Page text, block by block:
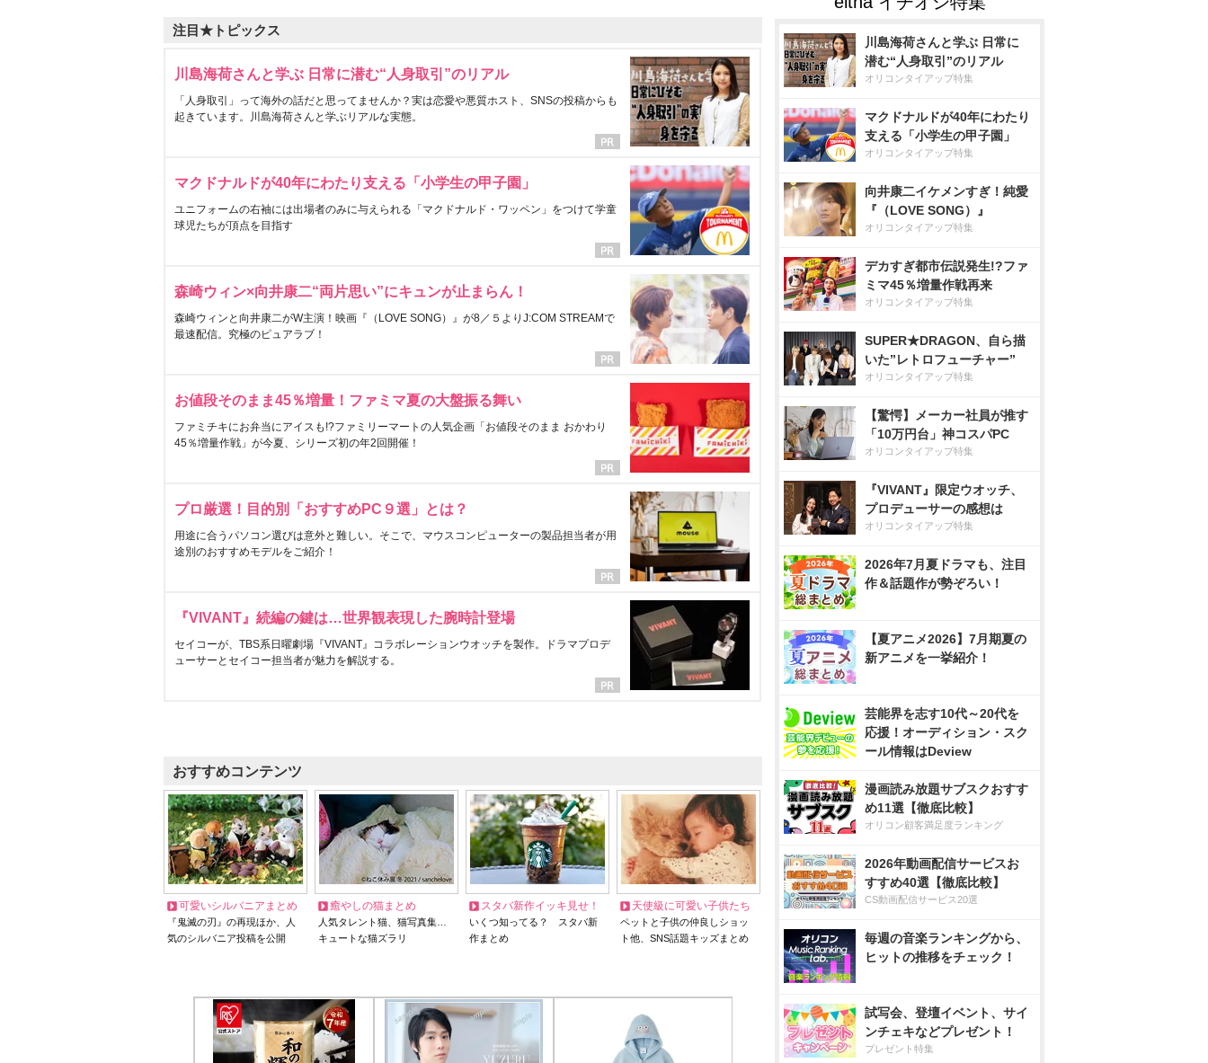
注目★トピックス
川島海荷さんと学ぶ 日常に潜む“人身取引”のリアル
「人身取引」って海外の話だと思ってませんか？実は恋愛や悪質ホスト、SNSの投稿からも
起きています。川島海荷さんと学ぶリアルな実態。
マクドナルドが40年にわたり支える「小学生の甲子園」
ユニフォームの右袖には出場者のみに与えられる「マクドナルド・ワッペン」をつけて学童
球児たちが頂点を目指す
森崎ウィン×向井康二“両片思い”にキュンが止まらん！
森崎ウィンと向井康二がW主演！映画『（LOVE SONG）』が8／５よりJ:COM STREAMで
最速配信。究極のピュアラブ！
お値段そのまま45％増量！ファミマ夏の大盤振る舞い
ファミチキにお弁当にアイスも!?ファミリーマートの人気企画「お値段そのまま おかわり
45％増量作戦」が今夏、シリーズ初の年2回開催！
プロ厳選！目的別「おすすめPC９選」とは？
用途に合うパソコン選びは意外と難しい。そこで、マウスコンピューターの製品担当者が用
途別のおすすめモデルをご紹介！
『VIVANT』続編の鍵は…世界観表現した腕時計登場
セイコーが、TBS系日曜劇場『VIVANT』コラボレーションウオッチを製作。ドラマプロデ
ューサーとセイコー担当者が魅力を解説する。
おすすめコンテンツ
可愛いシルバニアまとめ
『鬼滅の刃』の再現ほか、人
気のシルバニア投稿を公開
癒やしの猫まとめ
人気タレント猫、猫写真集…
キュートな猫ズラリ
スタバ新作イッキ見せ！
いくつ知ってる？ スタバ新
作まとめ
天使級に可愛い子供たち
ペットと子供の仲良しショッ
ト他、SNS話題キッズまとめ
川島海荷さんと学ぶ 日常に
潜む“人身取引”のリアル
オリコンタイアップ特集
マクドナルドが40年にわたり
支える「小学生の甲子園」
オリコンタイアップ特集
向井康二イケメンすぎ！純愛
『（LOVE SONG）』
オリコンタイアップ特集
デカすぎ都市伝説発生!?ファ
ミマ45％増量作戦再来
オリコンタイアップ特集
SUPER★DRAGON、自ら描
いた”レトロフューチャー”
オリコンタイアップ特集
【驚愕】メーカー社員が推す
「10万円台」神コスパPC
オリコンタイアップ特集
『VIVANT』限定ウオッチ、
プロデューサーの感想は
オリコンタイアップ特集
2026年7月夏ドラマも、注目
作＆話題作が勢ぞろい！
【夏アニメ2026】7月期夏の
新アニメを一挙紹介！
芸能界を志す10代～20代を
応援！オーディション・スク
ール情報はDeview
漫画読み放題サブスクおすす
め11選【徹底比較】
オリコン顧客満足度ランキング
2026年動画配信サービスお
すすめ40選【徹底比較】
CS動画配信サービス20選
毎週の音楽ランキングから、
ヒットの推移をチェック！
試写会、登壇イベント、サイ
ンチェキなどプレゼント！
プレゼント特集